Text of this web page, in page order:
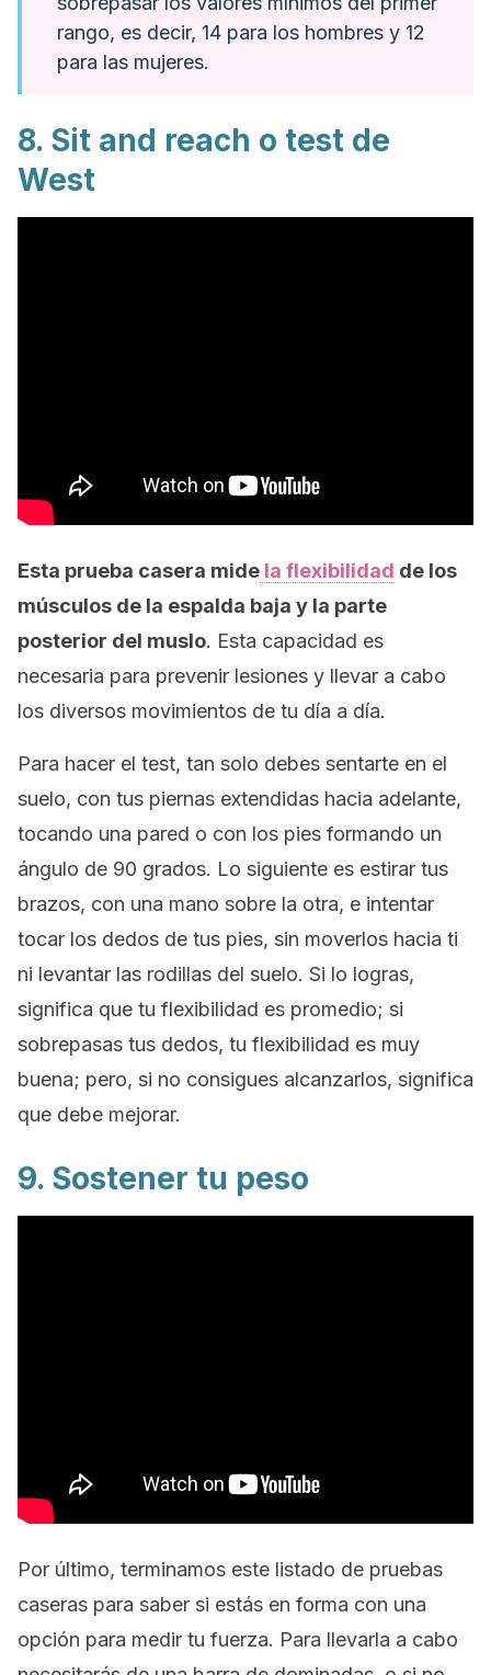
rango, es decir, 14 para los hombres y 12
para las mujeres.
8. Sit and reach o test de
West
Esta prueba casera mide la flexibilidad de los
músculos de la espalda baja y la parte
posterior del muslo. Esta capacidad es
necesaria para prevenir lesiones y llevar a cabo
los diversos movimientos de tu día a día.
Para hacer el test, tan solo debes sentarte en el
suelo, con tus piernas extendidas hacia adelante,
tocando una pared o con los pies formando un
ángulo de 90 grados. Lo siguiente es estirar tus
brazos, con una mano sobre la otra, e intentar
tocar los dedos de tus pies, sin moverlos hacia ti
ni levantar las rodillas del suelo. Si lo logras,
significa que tu flexibilidad es promedio; si
sobrepasas tus dedos, tu flexibilidad es muy
buena; pero, si no consigues alcanzarlos, significa
que debe mejorar.
9. Sostener tu peso
Por último, terminamos este listado de pruebas
caseras para saber si estás en forma con una
opción para medir tu fuerza. Para llevarla a cabo